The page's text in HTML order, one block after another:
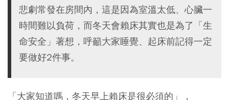
悲劇常發在房間內，這是因為室溫太低、心臟一
時間難以負荷，而冬天會賴床其實也是為了「生
命安全」著想，呼籲大家睡覺、起床前記得一定
要做好2件事。
「大家知道嗎，冬天早上賴床是很必須的」，